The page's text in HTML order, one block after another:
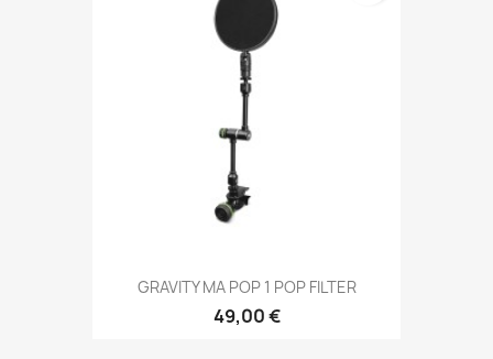
GRAVITY MA POP 1 POP FILTER
49,00 €